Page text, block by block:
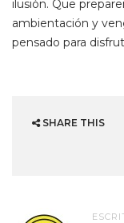
ilusión. Que
ambientación y
pensado para
SHARE THIS